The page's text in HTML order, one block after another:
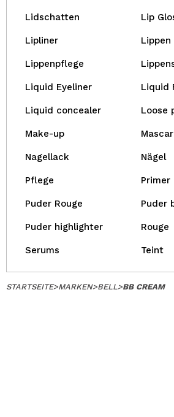
Lidschatten Lip
Lipliner Lippen
Lippenpflege
Liquid Eyeliner Liquid
Liquid concealer Loose
Make-up
Nagellack Nägel
Pflege Primer
Puder Rouge Puder
Puder highlighter Rouge
Serums Teint
STARTSEITE>MARKEN>BELL>BB CREAM